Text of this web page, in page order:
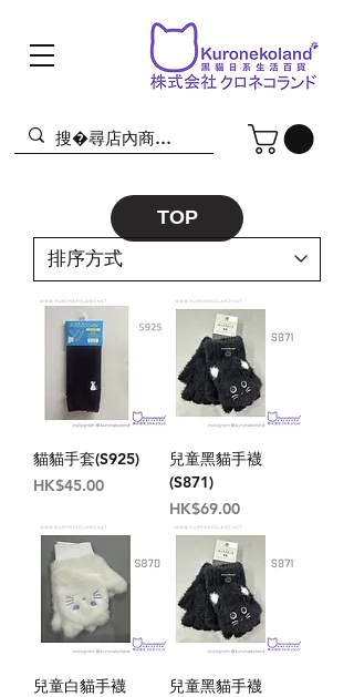
TOP
貓貓手套(S925)
價格
HK$45.00
兒童黑貓手襪
(S871)
價格
HK$69.00
兒童白貓手襪
兒童黑貓手襪